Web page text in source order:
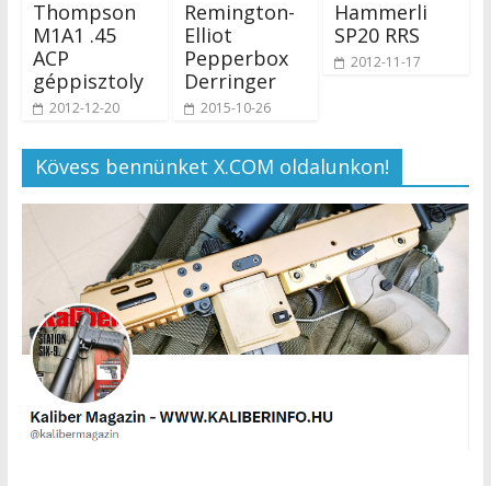
Thompson
M1A1 .45
ACP
géppisztoly
2012-12-20
Remington-
Elliot
Pepperbox
Derringer
2015-10-26
Hammerli
SP20 RRS
2012-11-17
Kövess bennünket X.COM oldalunkon!